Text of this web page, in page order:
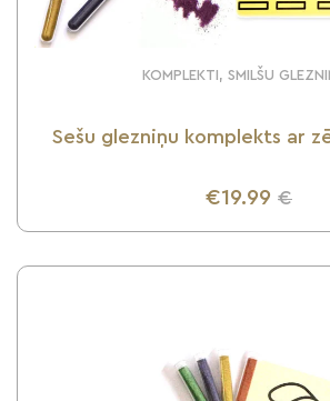
KOMPLEKTI, SMILŠU
Sešu glezniņu komplekts ar
€19.99 €
UZZINI VAIRĀK